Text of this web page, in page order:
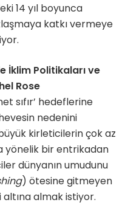
14 yıl boyunca
katkı vermeye
İklim Politikaları ve
Rose
sıfır’ hedeflerine
nedenini
kirleticilerin çok az
yönelik bir entrikadan
dünyanın umudunu
) ötesine gitmeyen
almak istiyor.